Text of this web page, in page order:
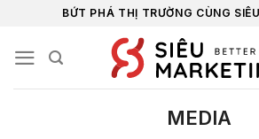
nội
BỨT PHÁ THỊ TRƯỜNG CÙNG
MEDIA